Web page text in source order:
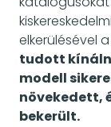
elkerülésével a
tudott kínálni
modell
növekedett,
bekerült.